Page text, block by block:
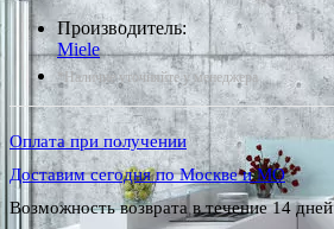
Производитель:
Miele
*Наличие уточняйте у менеджера
Оплата при получении
Доставим сегодня по Москве и МО
Возможность возврата в течение 14 дней